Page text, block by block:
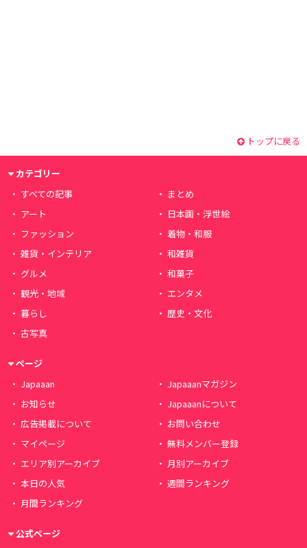
トップに戻る
カテゴリー
すべての記事
まとめ
アート
日本画・浮世絵
ファッション
着物・和服
雑貨・インテリア
和雑貨
グルメ
和菓子
観光・地域
エンタメ
暮らし
歴史・文化
古写真
ページ
Japaaan
Japaaanマガジン
お知らせ
Japaaanについて
広告掲載について
お問い合わせ
マイページ
無料メンバー登録
エリア別アーカイブ
月別アーカイブ
本日の人気
週間ランキング
月間ランキング
公式ページ